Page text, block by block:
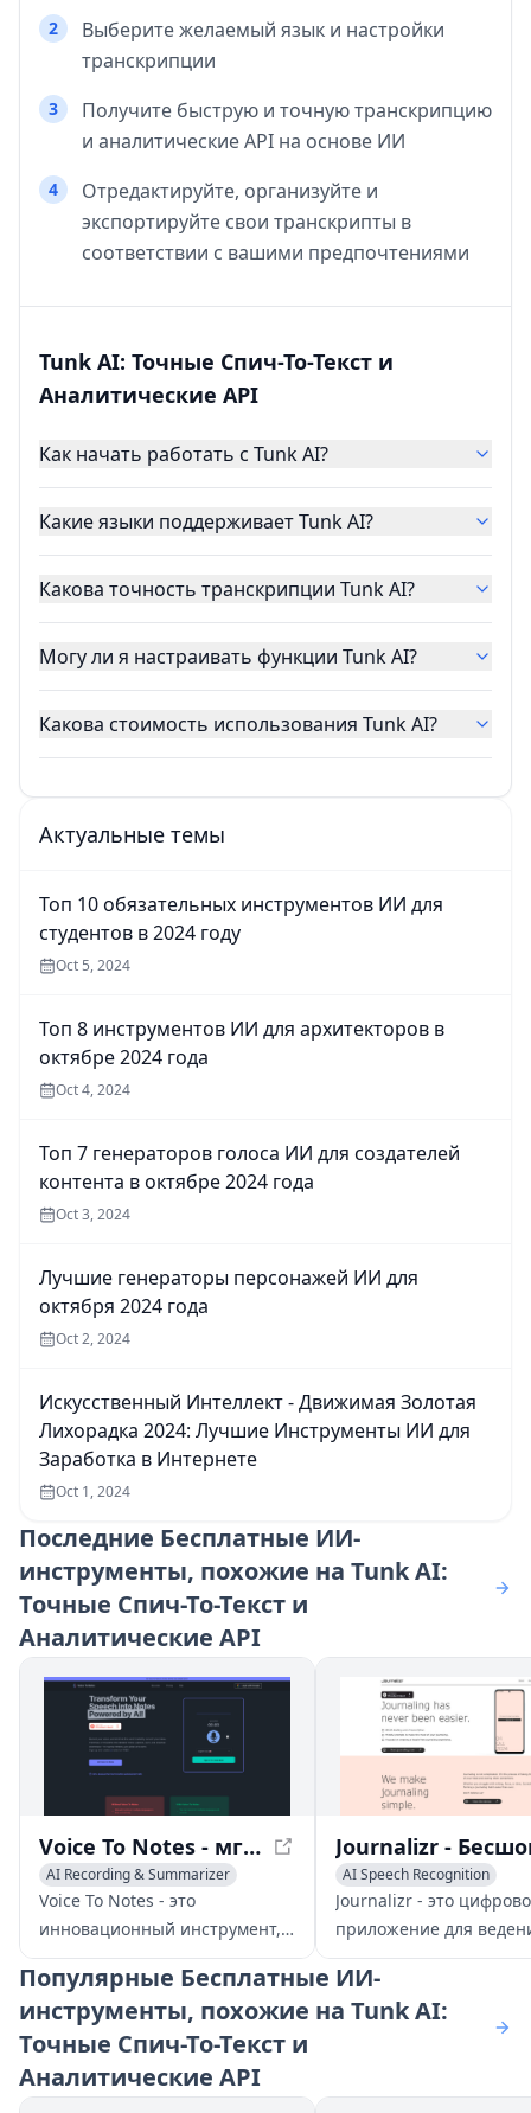
2
Выберите желаемый язык и настройки
транскрипции
3
Получите быструю и точную транскрипцию
и аналитические API на основе ИИ
4
Отредактируйте, организуйте и
экспортируйте свои транскрипты в
соответствии с вашими предпочтениями
Tunk AI: Точные Спич-То-Текст и
Аналитические API
Как начать работать с Tunk AI?
Какие языки поддерживает Tunk AI?
Какова точность транскрипции Tunk AI?
Могу ли я настраивать функции Tunk AI?
Какова стоимость использования Tunk AI?
Актуальные темы
Топ 10 обязательных инструментов ИИ для
студентов в 2024 году
Oct 5, 2024
Топ 8 инструментов ИИ для архитекторов в
октябре 2024 года
Oct 4, 2024
Топ 7 генераторов голоса ИИ для создателей
контента в октябре 2024 года
Oct 3, 2024
Лучшие генераторы персонажей ИИ для
октября 2024 года
Oct 2, 2024
Искусственный Интеллект - Движимая Золотая
Лихорадка 2024: Лучшие Инструменты ИИ для
Заработка в Интернете
Oct 1, 2024
Последние Бесплатные ИИ-
инструменты, похожие на Tunk AI:
Точные Спич-То-Текст и
Аналитические API
Voice To Notes - мгновенно конвертируйте голос в редактируемые заметки с помощью ИИ
AI Recording & Summarizer
AI Notes Assistant
Transcription
Voice To Notes - это
инновационный инструмент,
который использует ИИ для
конвертации вашего голоса в
редактируемые заметки
мгновенно. Запишите свои
мысли, встречи или идеи, и
пусть приложение займется
AI Speech Recognition
AI Recording & Summarizer
AI Productivity Tools
Journalizr - это
приложение для
дневника, которое
легко формирование
привычки ведения
осознанными
Популярные Бесплатные ИИ-
инструменты, похожие на Tunk AI:
Точные Спич-То-Текст и
Аналитические API